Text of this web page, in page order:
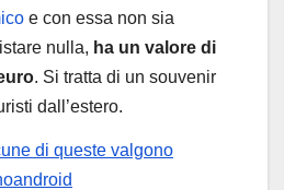
e con essa non sia
nulla, ha un valore di
. Si tratta di un souvenir
dall’estero.
di queste valgono